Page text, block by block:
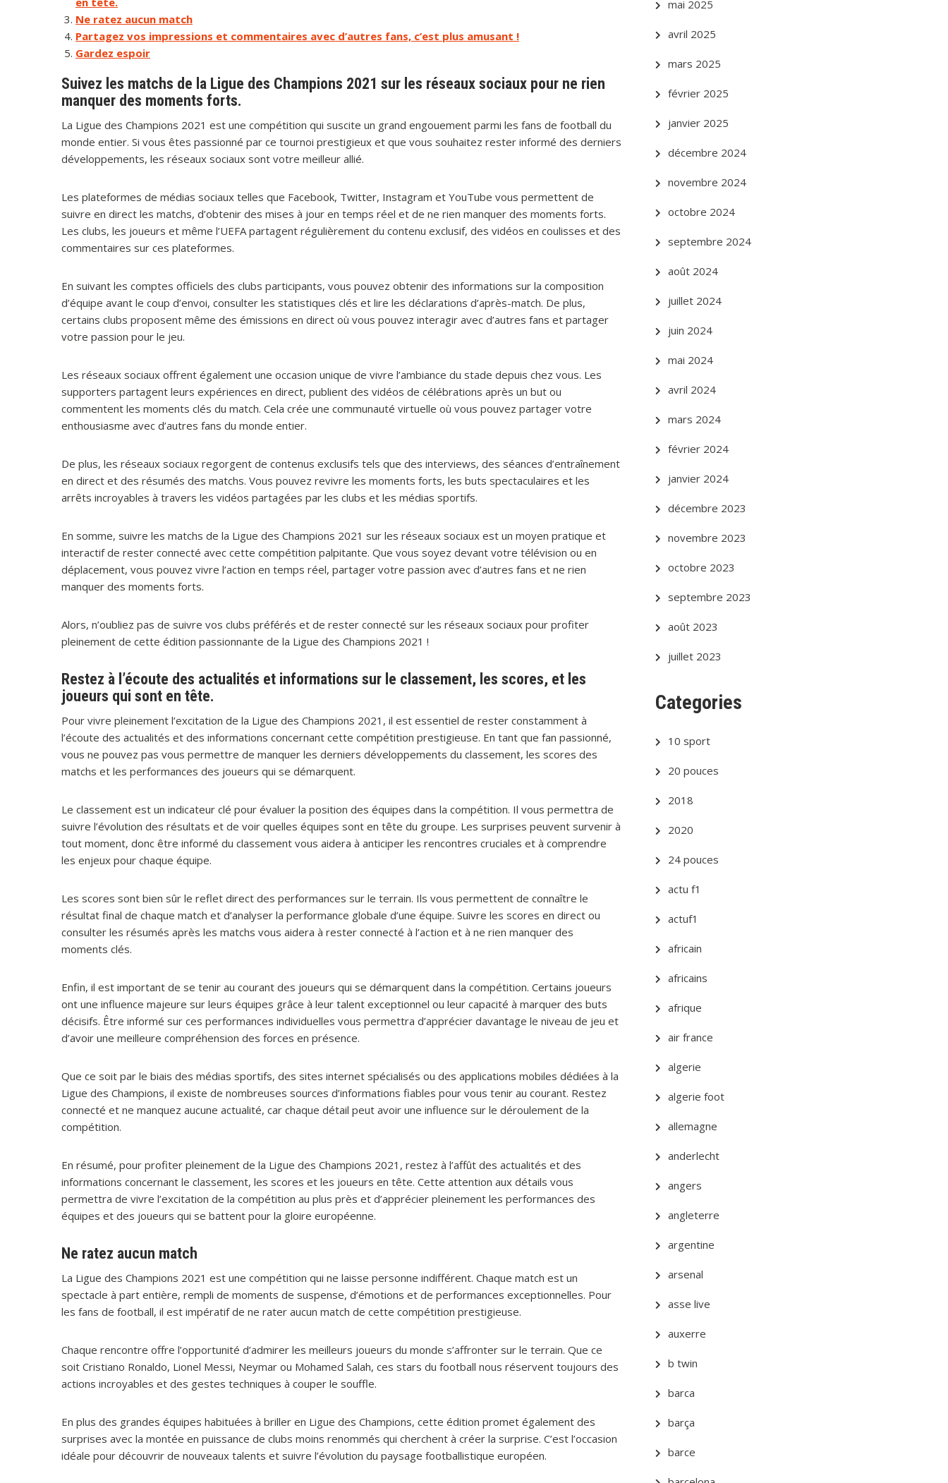
Ne ratez aucun match
Partagez vos impressions et commentaires avec d’autres fans, c’est plus amusant !
Gardez espoir
Suivez les matchs de la Ligue des Champions 2021 sur les réseaux sociaux pour ne rien
manquer des moments forts.
La Ligue des Champions 2021 est une compétition qui suscite un grand engouement parmi les fans de football du
monde entier. Si vous êtes passionné par ce tournoi prestigieux et que vous souhaitez rester informé des derniers
développements, les réseaux sociaux sont votre meilleur allié.
Les plateformes de médias sociaux telles que Facebook, Twitter, Instagram et YouTube vous permettent de
suivre en direct les matchs, d’obtenir des mises à jour en temps réel et de ne rien manquer des moments forts.
Les clubs, les joueurs et même l’UEFA partagent régulièrement du contenu exclusif, des vidéos en coulisses et des
commentaires sur ces plateformes.
En suivant les comptes officiels des clubs participants, vous pouvez obtenir des informations sur la composition
d’équipe avant le coup d’envoi, consulter les statistiques clés et lire les déclarations d’après-match. De plus,
certains clubs proposent même des émissions en direct où vous pouvez interagir avec d’autres fans et partager
votre passion pour le jeu.
Les réseaux sociaux offrent également une occasion unique de vivre l’ambiance du stade depuis chez vous. Les
supporters partagent leurs expériences en direct, publient des vidéos de célébrations après un but ou
commentent les moments clés du match. Cela crée une communauté virtuelle où vous pouvez partager votre
enthousiasme avec d’autres fans du monde entier.
De plus, les réseaux sociaux regorgent de contenus exclusifs tels que des interviews, des séances d’entraînement
en direct et des résumés des matchs. Vous pouvez revivre les moments forts, les buts spectaculaires et les
arrêts incroyables à travers les vidéos partagées par les clubs et les médias sportifs.
En somme, suivre les matchs de la Ligue des Champions 2021 sur les réseaux sociaux est un moyen pratique et
interactif de rester connecté avec cette compétition palpitante. Que vous soyez devant votre télévision ou en
déplacement, vous pouvez vivre l’action en temps réel, partager votre passion avec d’autres fans et ne rien
manquer des moments forts.
Alors, n’oubliez pas de suivre vos clubs préférés et de rester connecté sur les réseaux sociaux pour profiter
pleinement de cette édition passionnante de la Ligue des Champions 2021 !
Restez à l’écoute des actualités et informations sur le classement, les scores, et les
joueurs qui sont en tête.
Pour vivre pleinement l’excitation de la Ligue des Champions 2021, il est essentiel de rester constamment à
l’écoute des actualités et des informations concernant cette compétition prestigieuse. En tant que fan passionné,
vous ne pouvez pas vous permettre de manquer les derniers développements du classement, les scores des
matchs et les performances des joueurs qui se démarquent.
Le classement est un indicateur clé pour évaluer la position des équipes dans la compétition. Il vous permettra de
suivre l’évolution des résultats et de voir quelles équipes sont en tête du groupe. Les surprises peuvent survenir à
tout moment, donc être informé du classement vous aidera à anticiper les rencontres cruciales et à comprendre
les enjeux pour chaque équipe.
Les scores sont bien sûr le reflet direct des performances sur le terrain. Ils vous permettent de connaître le
résultat final de chaque match et d’analyser la performance globale d’une équipe. Suivre les scores en direct ou
consulter les résumés après les matchs vous aidera à rester connecté à l’action et à ne rien manquer des
moments clés.
Enfin, il est important de se tenir au courant des joueurs qui se démarquent dans la compétition. Certains joueurs
ont une influence majeure sur leurs équipes grâce à leur talent exceptionnel ou leur capacité à marquer des buts
décisifs. Être informé sur ces performances individuelles vous permettra d’apprécier davantage le niveau de jeu et
d’avoir une meilleure compréhension des forces en présence.
Que ce soit par le biais des médias sportifs, des sites internet spécialisés ou des applications mobiles dédiées à la
Ligue des Champions, il existe de nombreuses sources d’informations fiables pour vous tenir au courant. Restez
connecté et ne manquez aucune actualité, car chaque détail peut avoir une influence sur le déroulement de la
compétition.
En résumé, pour profiter pleinement de la Ligue des Champions 2021, restez à l’affût des actualités et des
informations concernant le classement, les scores et les joueurs en tête. Cette attention aux détails vous
permettra de vivre l’excitation de la compétition au plus près et d’apprécier pleinement les performances des
équipes et des joueurs qui se battent pour la gloire européenne.
Ne ratez aucun match
La Ligue des Champions 2021 est une compétition qui ne laisse personne indifférent. Chaque match est un
spectacle à part entière, rempli de moments de suspense, d’émotions et de performances exceptionnelles. Pour
les fans de football, il est impératif de ne rater aucun match de cette compétition prestigieuse.
Chaque rencontre offre l’opportunité d’admirer les meilleurs joueurs du monde s’affronter sur le terrain. Que ce
soit Cristiano Ronaldo, Lionel Messi, Neymar ou Mohamed Salah, ces stars du football nous réservent toujours des
actions incroyables et des gestes techniques à couper le souffle.
En plus des grandes équipes habituées à briller en Ligue des Champions, cette édition promet également des
surprises avec la montée en puissance de clubs moins renommés qui cherchent à créer la surprise. C’est l’occasion
idéale pour découvrir de nouveaux talents et suivre l’évolution du paysage footballistique européen.
mai 2025
avril 2025
mars 2025
février 2025
janvier 2025
décembre 2024
novembre 2024
octobre 2024
septembre 2024
août 2024
juillet 2024
juin 2024
mai 2024
avril 2024
mars 2024
février 2024
janvier 2024
décembre 2023
novembre 2023
octobre 2023
septembre 2023
août 2023
juillet 2023
Categories
10 sport
20 pouces
2018
2020
24 pouces
actu f1
actuf1
africain
africains
afrique
air france
algerie
algerie foot
allemagne
anderlecht
angers
angleterre
argentine
arsenal
asse live
auxerre
b twin
barca
barça
barce